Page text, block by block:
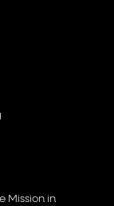
Mission in